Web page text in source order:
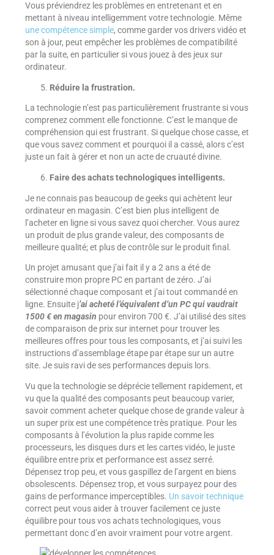
Vous préviendrez les problèmes en entretenant et en
mettant à niveau intelligemment votre technologie. Même
une compétence simple, comme garder vos drivers vidéo et
son à jour, peut empêcher les problèmes de compatibilité
par la suite, en particulier si vous jouez à des jeux sur
ordinateur.
Réduire la frustration.
La technologie n’est pas particulièrement frustrante si vous
comprenez comment elle fonctionne. C’est le manque de
compréhension qui est frustrant. Si quelque chose casse, et
que vous savez comment et pourquoi il a cassé, alors c’est
juste un fait à gérer et non un acte de cruauté divine.
Faire des achats technologiques intelligents.
Je ne connais pas beaucoup de geeks qui achètent leur
ordinateur en magasin. C’est bien plus intelligent de
l’acheter en ligne si vous savez quoi chercher. Vous aurez
un produit de plus grande valeur, des composants de
meilleure qualité; et plus de contrôle sur le produit final.
Un projet amusant que j’ai fait il y a 2 ans a été de
construire mon propre PC en partant de zéro. J’ai
sélectionné chaque composant et j’ai tout commandé en
ligne. Ensuite j’ai acheté l’équivalent d’un PC qui vaudrait
1500 € en magasin pour environ 700 €. J’ai utilisé des sites
de comparaison de prix sur internet pour trouver les
meilleures offres pour tous les composants, et j’ai suivi les
instructions d’assemblage étape par étape sur un autre
site. Je suis ravi de ses performances depuis lors.
Vu que la technologie se déprécie tellement rapidement, et
vu que la qualité des composants peut beaucoup varier,
savoir comment acheter quelque chose de grande valeur à
un super prix est une compétence très pratique. Pour les
composants à l’évolution la plus rapide comme les
processeurs, les disques durs et les cartes vidéo, le juste
équilibre entre prix et performance est assez serré.
Dépensez trop peu, et vous gaspillez de l’argent en biens
obsolescents. Dépensez trop, et vous surpayez pour des
gains de performance imperceptibles. Un savoir technique
correct peut vous aider à trouver facilement ce juste
équilibre pour tous vos achats technologiques, vous
permettant donc d’en avoir vraiment pour votre argent.